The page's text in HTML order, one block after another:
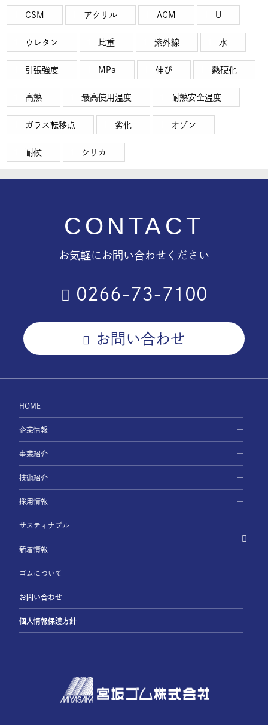
CSM アクリル ACM U
ウレタン 比重 紫外線 水
引張強度 MPa 伸び 熱硬化
高熱 最高使用温度 耐熱安全温度
ガラス転移点 劣化 オゾン
耐候 シリカ
CONTACT
お気軽にお問い合わせください
0266-73-7100
お問い合わせ
HOME
企業情報
事業紹介
技術紹介
採用情報
サスティナブル
新着情報
ゴムについて
お問い合わせ
個人情報保護方針